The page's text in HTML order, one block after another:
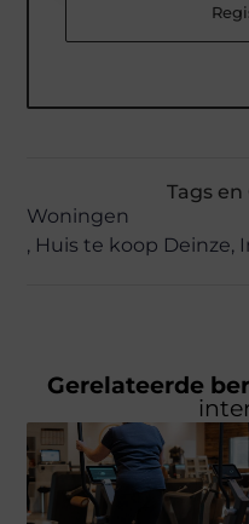
Tags
Woningen
, Huis te koop Deinze,
Gerelateerde